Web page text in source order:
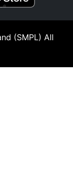
(SMPL) All